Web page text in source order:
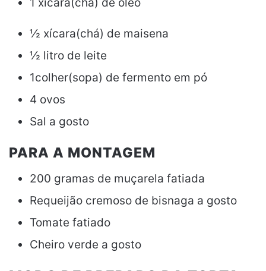
1 xícara(chá) de óleo
½ xícara(chá) de maisena
½ litro de leite
1colher(sopa) de fermento em pó
4 ovos
Sal a gosto
PARA A MONTAGEM
200 gramas de muçarela fatiada
Requeijão cremoso de bisnaga a gosto
Tomate fatiado
Cheiro verde a gosto